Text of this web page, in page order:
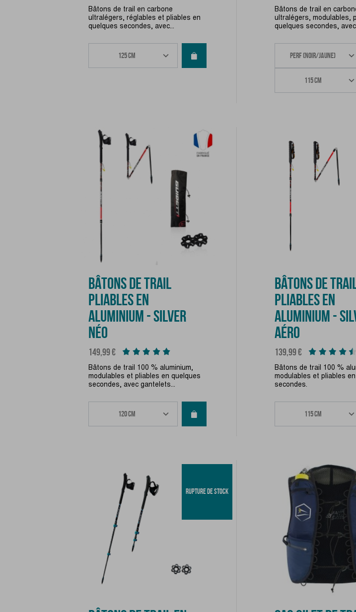
Bâtons de trail en carbone
ultralégers, réglables et pliables en
quelques secondes, avec...
Bâtons de trail en
ultralégers, modulables,
quelques secondes,
BÂTONS DE TRAIL
PLIABLES EN
ALUMINIUM - SILVER
NÉO
Prix
149,99 €
Bâtons de trail 100 % aluminium,
modulables et pliables en quelques
secondes, avec gantelets...
BÂTONS DE
PLIABLES EN
ALUMINIUM -
AÉRO
Prix
139,99 €
Bâtons de trail 100 %
modulables et pliables
secondes.
RUPTURE DE STOCK